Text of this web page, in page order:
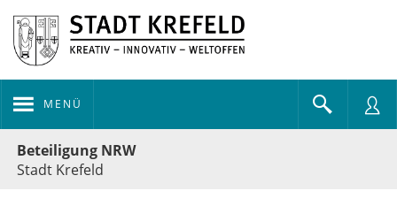
MENÜ
Beteiligung NRW
Stadt Krefeld